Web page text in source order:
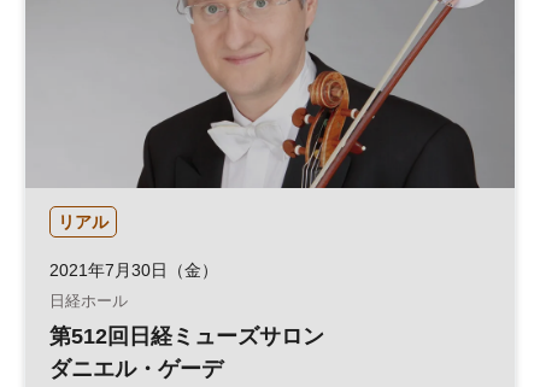
リアル
2021年7月30日（金）
日経ホール
第512回日経ミューズサロン
ダニエル・ゲーデ